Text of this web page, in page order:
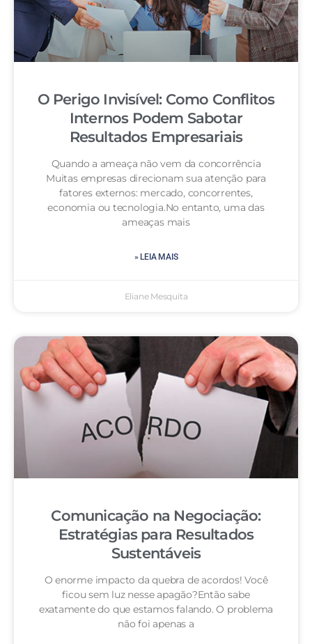
O Perigo Invisível: Como Conflitos
Internos Podem Sabotar
Resultados Empresariais
Quando a ameaça não vem da concorrência
Muitas empresas direcionam sua atenção para
fatores externos: mercado, concorrentes,
economia ou tecnologia.No entanto, uma das
ameaças mais
» LEIA MAIS
Eliane Mesquita
Comunicação na Negociação:
Estratégias para Resultados
Sustentáveis
O enorme impacto da quebra de acordos! Você
ficou sem luz nesse apagão?Então sabe
exatamente do que estamos falando. O problema
não foi apenas a